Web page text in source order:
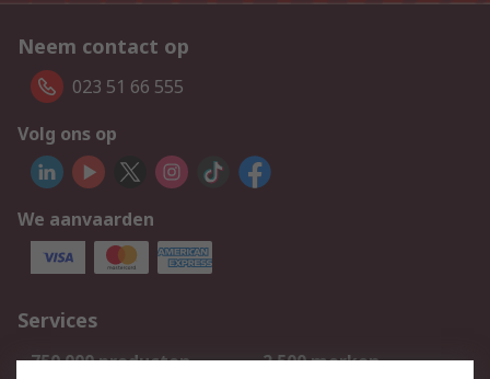
Neem contact op
023 51 66 555
Volg ons op
We aanvaarden
Services
750.000 producten
2.500 merken